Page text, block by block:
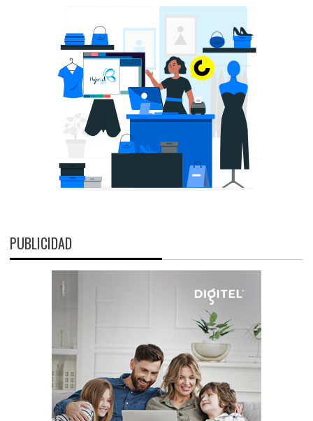
PUBLICIDAD